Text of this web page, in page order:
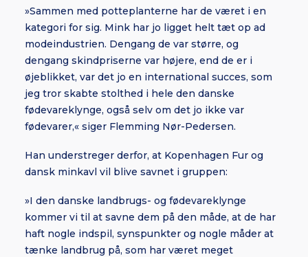
»Sammen med potteplanterne har de været i en
kategori for sig. Mink har jo ligget helt tæt op ad
modeindustrien. Dengang de var større, og
dengang skindpriserne var højere, end de er i
øjeblikket, var det jo en international succes, som
jeg tror skabte stolthed i hele den danske
fødevareklynge, også selv om det jo ikke var
fødevarer,« siger Flemming Nør-Pedersen.
Han understreger derfor, at Kopenhagen Fur og
dansk minkavl vil blive savnet i gruppen:
»I den danske landbrugs- og fødevareklynge
kommer vi til at savne dem på den måde, at de har
haft nogle indspil, synspunkter og nogle måder at
tænke landbrug på, som har været meget